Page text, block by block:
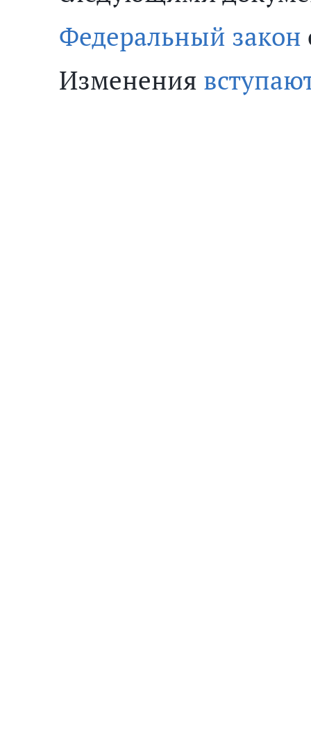
Федеральный закон
Изменения